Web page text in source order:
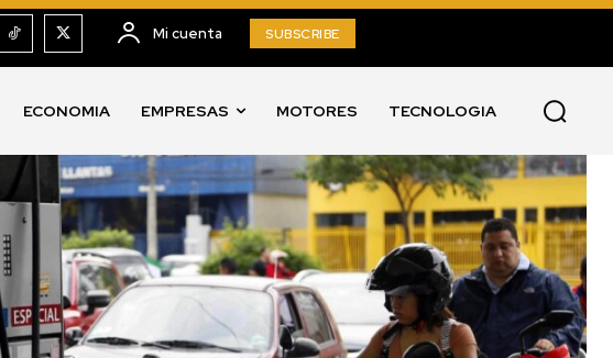
Mi cuenta SUBSCRIBE
ECONOMIA EMPRESAS MOTORES TECNOLOGIA